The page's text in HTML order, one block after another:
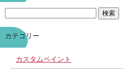
カテゴリー
カスタムペイント